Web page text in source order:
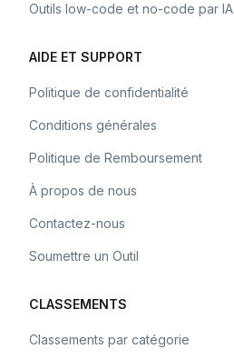
Outils low-code et no-code par IA
AIDE ET SUPPORT
Politique de confidentialité
Conditions générales
Politique de Remboursement
À propos de nous
Contactez-nous
Soumettre un Outil
CLASSEMENTS
Classements par catégorie